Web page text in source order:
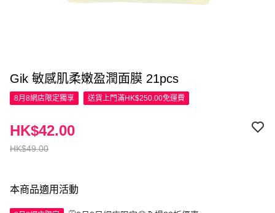
Gik 敏感肌柔嫩盈潤面膜 21pcs
8月8網店限定獨享 送貨上門滿HK$250.00免運費
HK$49.00
HK$42.00
本商品適用活動